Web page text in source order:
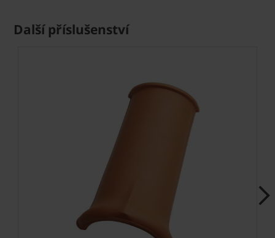
Další příslušenství